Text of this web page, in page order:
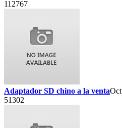
112767
Adaptador SD chino a la venta
51302